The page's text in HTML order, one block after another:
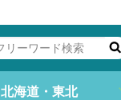
北海道・東北